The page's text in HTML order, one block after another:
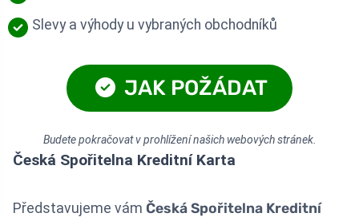
Slevy a výhody u vybraných obchodníků
JAK POŽÁDAT
Budete pokračovat v prohlížení našich webových stránek.
Česká Spořitelna Kreditní Karta
Představujeme vám Česká Spořitelna Kreditní